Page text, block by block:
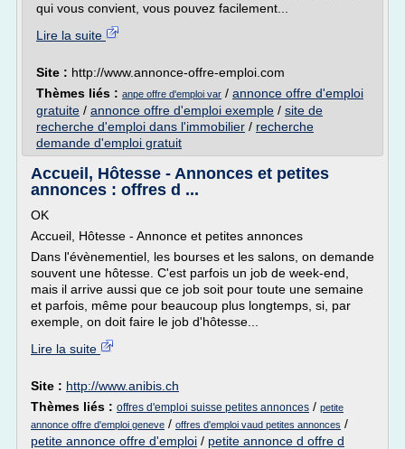
qui vous convient, vous pouvez facilement...
Lire la suite
Site : http://www.annonce-offre-emploi.com
Thèmes liés : anpe offre d'emploi var / annonce offre d'emploi
gratuite / annonce offre d'emploi exemple / site de
recherche d'emploi dans l'immobilier / recherche
demande d'emploi gratuit
Accueil, Hôtesse - Annonces et petites
annonces : offres d ...
OK
Accueil, Hôtesse - Annonce et petites annonces
Dans l'évènementiel, les bourses et les salons, on demande
souvent une hôtesse. C'est parfois un job de week-end,
mais il arrive aussi que ce job soit pour toute une semaine
et parfois, même pour beaucoup plus longtemps, si, par
exemple, on doit faire le job d'hôtesse...
Lire la suite
Site : http://www.anibis.ch
Thèmes liés : offres d'emploi suisse petites annonces / petite
annonce offre d'emploi geneve / offres d'emploi vaud petites annonces /
petite annonce offre d'emploi / petite annonce d offre d